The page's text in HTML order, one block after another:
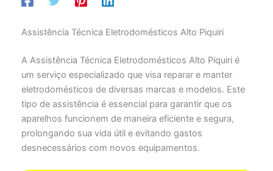
Assistência Técnica Eletrodomésticos Alto Piquiri
A Assistência Técnica Eletrodomésticos Alto Piquiri é
um serviço especializado que visa reparar e manter
eletrodomésticos de diversas marcas e modelos. Este
tipo de assistência é essencial para garantir que os
aparelhos funcionem de maneira eficiente e segura,
prolongando sua vida útil e evitando gastos
desnecessários com novos equipamentos.